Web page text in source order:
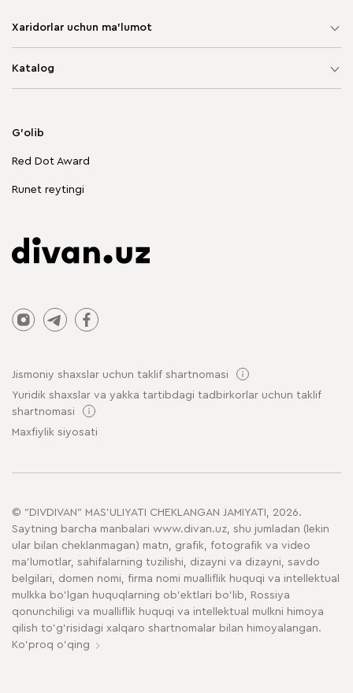
Xaridorlar uchun ma'lumot
Katalog
G'olib
Red Dot Award
Runet reytingi
Jismoniy shaxslar uchun taklif shartnomasi
Yuridik shaxslar va yakka tartibdagi tadbirkorlar uchun taklif
shartnomasi
Maxfiylik siyosati
© "DIVDIVAN" MAS'ULIYATI CHEKLANGAN JAMIYATI, 2026.
Saytning barcha manbalari www.divan.uz, shu jumladan (lekin
ular bilan cheklanmagan) matn, grafik, fotografik va video
ma'lumotlar, sahifalarning tuzilishi, dizayni va dizayni, savdo
belgilari, domen nomi, firma nomi mualliflik huquqi va intellektual
mulkka bo'lgan huquqlarning ob'ektlari bo'lib, Rossiya
qonunchiligi va mualliflik huquqi va intellektual mulkni himoya
qilish to'g'risidagi xalqaro shartnomalar bilan himoyalangan.
Ko'proq o'qing